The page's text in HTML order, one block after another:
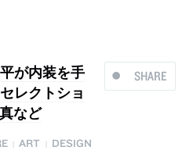
SHARE
が内装を手
レクトショ
など
ART DESIGN